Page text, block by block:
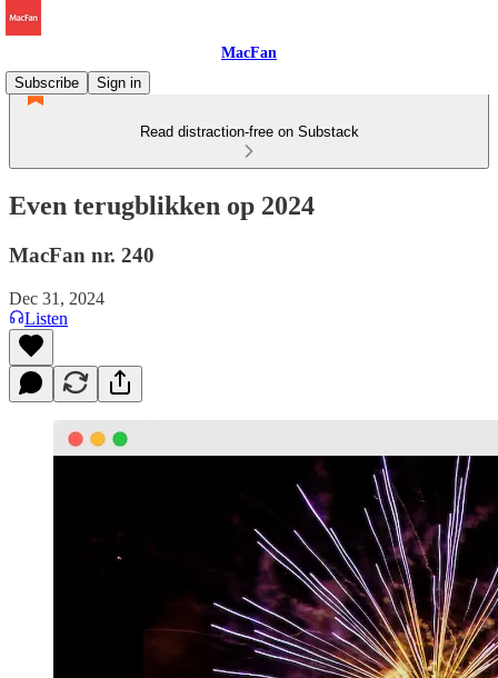
MacFan
Subscribe
Sign in
Read distraction-free on Substack
Even terugblikken op 2024
MacFan nr. 240
Dec 31, 2024
Listen